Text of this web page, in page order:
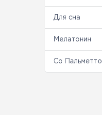
Для сна
Мелатонин
Со Пальметто